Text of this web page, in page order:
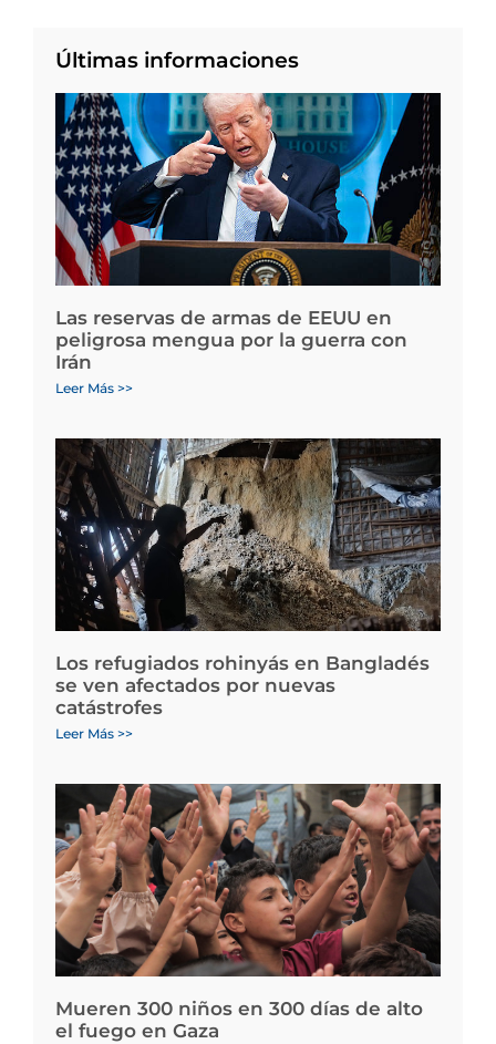
Últimas informaciones
Las reservas de armas de EEUU en
peligrosa mengua por la guerra con
Irán
Leer Más >>
Los refugiados rohinyás en Bangladés
se ven afectados por nuevas
catástrofes
Leer Más >>
Mueren 300 niños en 300 días de alto
el fuego en Gaza